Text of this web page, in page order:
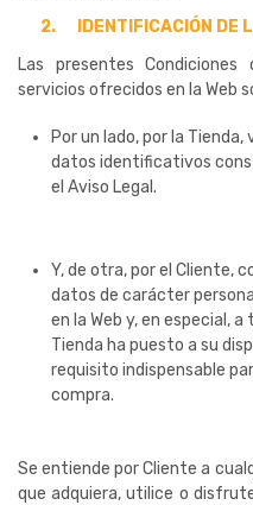
2.
IDENTIFICACIÓN DE
Las presentes
servicios ofrecidos en la Web
Por un lado, por la
datos identificativos
el Aviso Legal.
Y, de otra, por el Cliente,
datos de carácter
en la Web y, en especial,
Tienda ha puesto a su
requisito indispensable
compra.
Se entiende por Cliente a
que adquiera, utilice o